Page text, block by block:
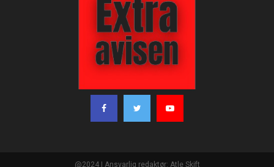
@2024 | Ansvarlig redaktør: Atle Skift